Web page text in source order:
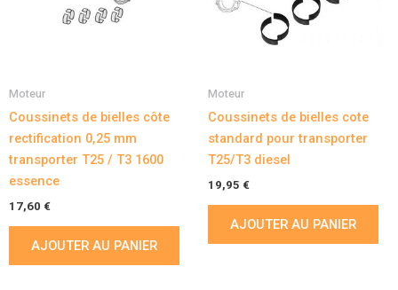
Moteur
Coussinets de bielles côte
rectification 0,25 mm
transporter T25 / T3 1600
essence
17,60 €
AJOUTER AU PANIER
Moteur
Coussinets de bielles cote
standard pour transporter
T25/T3 diesel
19,95 €
AJOUTER AU PANIER